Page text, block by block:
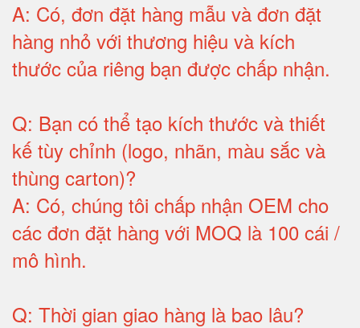
A: Có, đơn đặt hàng mẫu và đơn đặt
hàng nhỏ với thương hiệu và kích
thước của riêng bạn được chấp nhận.
Q: Bạn có thể tạo kích thước và thiết
kế tùy chỉnh (logo, nhãn, màu sắc và
thùng carton)?
A: Có, chúng tôi chấp nhận OEM cho
các đơn đặt hàng với MOQ là 100 cái /
mô hình.
Q: Thời gian giao hàng là bao lâu?